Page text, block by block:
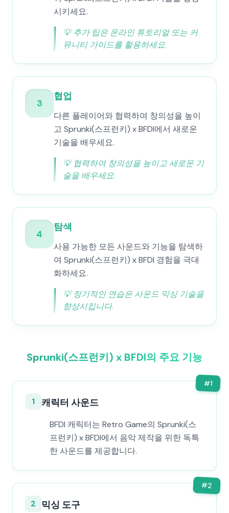
시키세요.
💡추가 팁은 온라인 튜토리얼 또는 커
뮤니티 가이드를 활용하세요.
3
협업
다른 플레이어와 협력하여 창의성을 높이
고 Sprunki(스프런키) x BFDI에서 새로운
기술을 배우세요.
💡 협력하여 창의성을 높이고 새로운 기
술을 배우세요.
4
탐색
사용 가능한 모든 사운드와 기능을 탐색하
여 Sprunki(스프런키) x BFDI 경험을 극대
화하세요.
💡정기적인 연습은 사운드 믹싱 기술을
향상시킵니다.
Sprunki(스프런키) x BFDI의 주요 기능
#1
1 캐릭터 사운드
BFDI 캐릭터는 Retro Game의 Sprunki(스
프런키) x BFDI에서 음악 제작을 위한 독특
한 사운드를 제공합니다.
#2
2 믹싱 도구